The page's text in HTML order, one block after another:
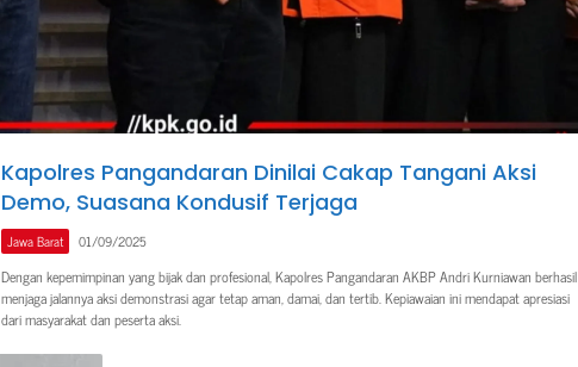
Kapolres Pangandaran Dinilai Cakap Tangani Aksi
Demo, Suasana Kondusif Terjaga
Jawa Barat 01/09/2025
Dengan kepemimpinan yang bijak dan profesional, Kapolres Pangandaran AKBP Andri Kurniawan berhasil
menjaga jalannya aksi demonstrasi agar tetap aman, damai, dan tertib. Kepiawaian ini mendapat apresiasi
dari masyarakat dan peserta aksi.